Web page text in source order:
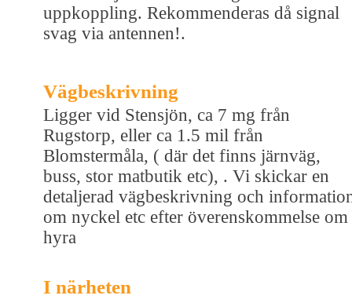
uppkoppling. Rekommenderas då signal
svag via antennen!.
Vägbeskrivning
Ligger vid Stensjön, ca 7 mg från
Rugstorp, eller ca 1.5 mil från
Blomstermåla, ( där det finns järnväg,
buss, stor matbutik etc), . Vi skickar en
detaljerad vägbeskrivning och
om nyckel etc efter överenskommelse om
hyra
I närheten